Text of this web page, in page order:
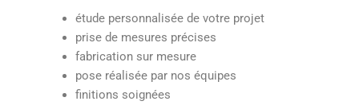
étude personnalisée de votre projet
prise de mesures précises
fabrication sur mesure
pose réalisée par nos équipes
finitions soignées